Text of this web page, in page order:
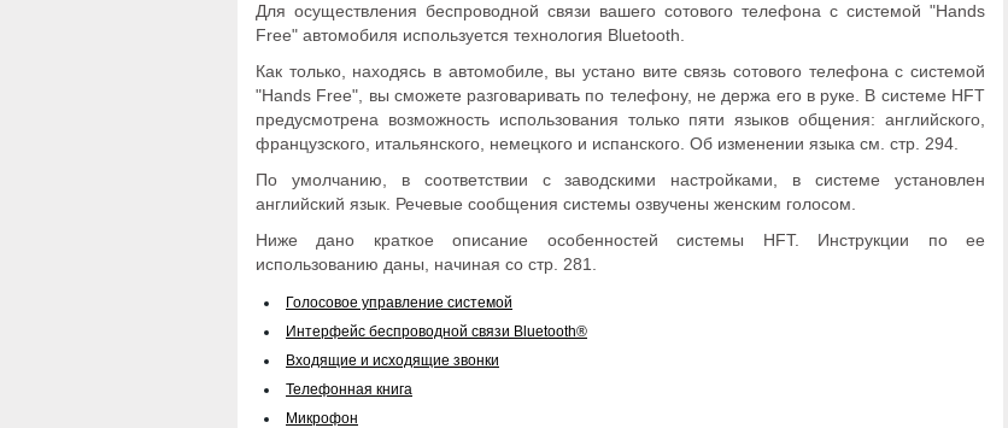
Для осуществления беспроводной связи вашего сотового телефона с системой "Hands
Free" автомобиля используется технология Bluetooth.
Как только, находясь в автомобиле, вы устано вите связь сотового телефона с системой
"Hands Free", вы сможете разговаривать по телефону, не держа его в руке. В системе HFT
предусмотрена возможность использования только пяти языков общения: английского,
французского, итальянского, немецкого и испанского. Об изменении языка см. стр. 294.
По умолчанию, в соответствии с заводскими настройками, в системе установлен
английский язык. Речевые сообщения системы озвучены женским голосом.
Ниже дано краткое описание особенностей системы HFT. Инструкции по ее
использованию даны, начиная со стр. 281.
Голосовое управление системой
Интерфейс беспроводной связи Bluetooth®
Входящие и исходящие звонки
Телефонная книга
Микрофон